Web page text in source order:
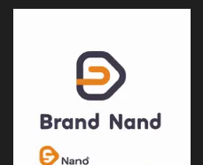
content
Catégorie :